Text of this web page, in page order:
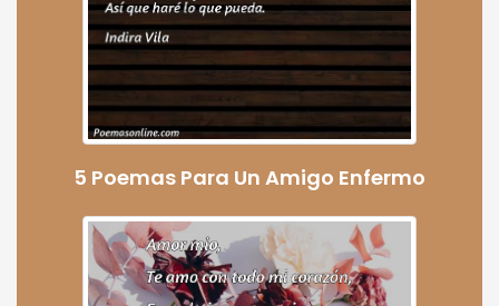
5 Poemas Para Un Amigo Enfermo